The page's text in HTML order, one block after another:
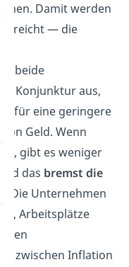
Damit werden
erreicht — die
beide
Konjunktur aus,
für eine geringere
Geld. Wenn
gibt es weniger
das bremst die
Die Unternehmen
Arbeitsplätze
zwischen Inflation